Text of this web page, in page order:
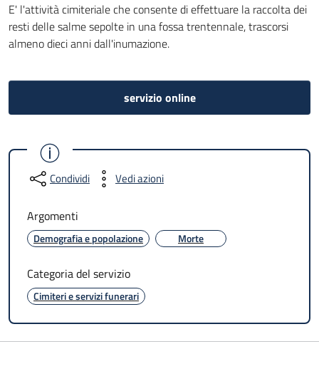
E' l'attività cimiteriale che consente di effettuare la raccolta dei
resti delle salme sepolte in una fossa trentennale, trascorsi
almeno dieci anni dall'inumazione.
servizio online
Condividi Vedi azioni
Argomenti
Demografia e popolazione Morte
Categoria del servizio
Cimiteri e servizi funerari